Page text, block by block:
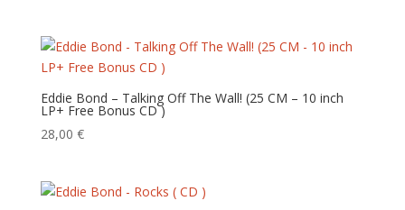
Eddie Bond – Talking Off The Wall! (25 CM – 10 inch
LP+ Free Bonus CD )
28,00 €